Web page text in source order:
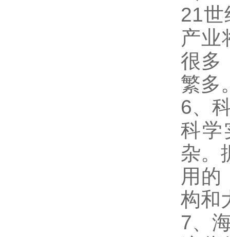
21
产业
很多
繁多
6、
科学
杂。
用的
构和
7、